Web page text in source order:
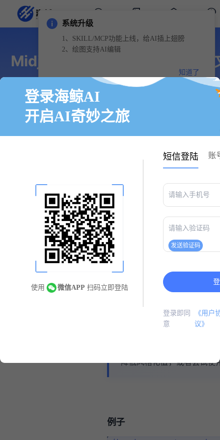
Midjourney 指定图片中出现
程
midjourney
使用 Midjourney 版本 6，您可以在提示中的单词或短语周围使用双引号 ( ") 来指定想要出现在图像中的文本。
知识社区
使用 Midjourney 版
语周围使用双引号 (
本。
当使用Midjourney 版本 6
以文本形式显示的提示部
says "Midjourney"。
单引号/撇号不起作用
为应出现在结果图像中的文
支持标准拉丁字母（英语
降低风格化值，或者尝试使
例子
系统升级
1、SKILL/MCP功能上线，给AI插上翅膀
2、绘图支持AI编辑
知道了
登录海鲸AI
开启AI奇妙之旅
使用 微信APP 扫码立即登陆
短信登陆 账
发送验证码
登录即同
意
《用户
议》